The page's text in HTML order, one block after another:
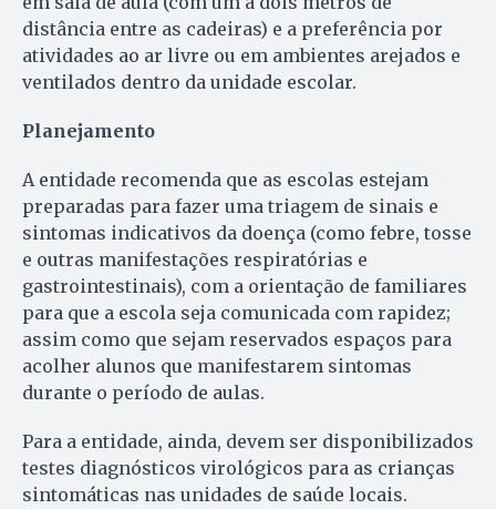
distância entre as cadeiras) e a preferência por
atividades ao ar livre ou em ambientes arejados e
ventilados dentro da unidade escolar.
Planejamento
A entidade recomenda que as escolas estejam
preparadas para fazer uma triagem de sinais e
sintomas indicativos da doença (como febre, tosse
e outras manifestações respiratórias e
gastrointestinais), com a orientação de familiares
para que a escola seja comunicada com rapidez;
assim como que sejam reservados espaços para
acolher alunos que manifestarem sintomas
durante o período de aulas.
Para a entidade, ainda, devem ser disponibilizados
testes diagnósticos virológicos para as crianças
sintomáticas nas unidades de saúde locais.